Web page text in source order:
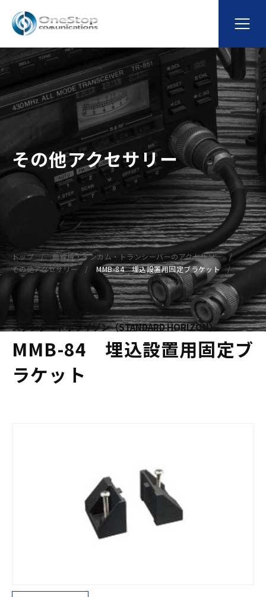
その他アクセサリー
トップ
無線機・インカム・トランシーバーのアクセサリー
その他アクセサリー
MMB-84 埋込設置用固定ブラケット
スタンダードホライゾン（STANDARD HORIZON）
MMB-84 埋込設置用固定ブ
ラケット